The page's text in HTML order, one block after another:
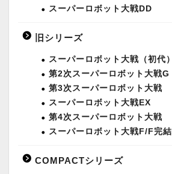
スーパーロボット大戦DD
旧シリーズ
スーパーロボット大戦（初代）
第2次スーパーロボット大戦G
第3次スーパーロボット大戦
スーパーロボット大戦EX
第4次スーパーロボット大戦
スーパーロボット大戦F/F完結
COMPACTシリーズ